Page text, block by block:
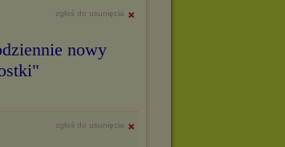
zgłoś do usunięcia
nowy
zgłoś do usunięcia